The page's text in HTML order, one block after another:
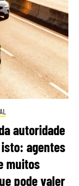
autoridade
agentes
muitos
pode valer